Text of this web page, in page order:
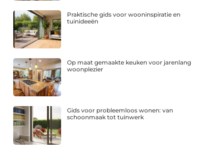
Praktische gids voor wooninspiratie en
tuinideeën
Op maat gemaakte keuken voor jarenlang
woonplezier
Gids voor probleemloos wonen: van
schoonmaak tot tuinwerk